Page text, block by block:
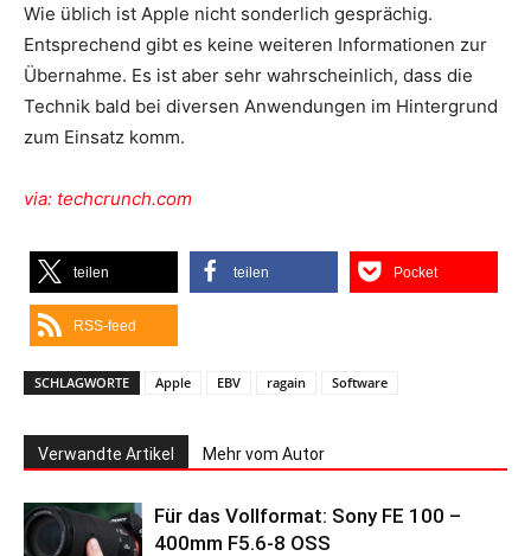
Wie üblich ist Apple nicht sonderlich gesprächig.
Entsprechend gibt es keine weiteren Informationen zur
Übernahme. Es ist aber sehr wahrscheinlich, dass die
Technik bald bei diversen Anwendungen im Hintergrund
zum Einsatz komm.
via: techcrunch.com
teilen teilen Pocket
RSS-feed
SCHLAGWORTE Apple EBV ragain Software
Verwandte Artikel Mehr vom Autor
Für das Vollformat: Sony FE 100 –
400mm F5.6-8 OSS